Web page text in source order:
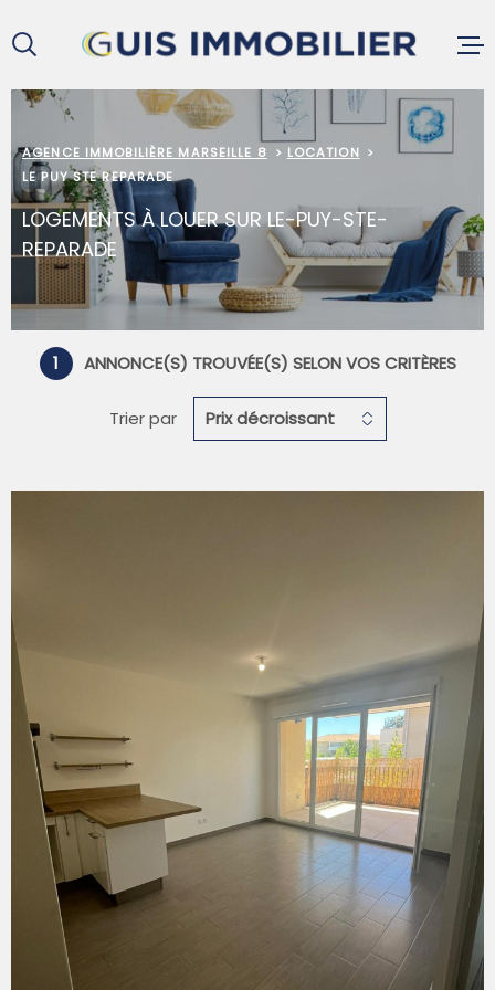
recherche
au
menu
principal
au
contenu
ACCUEIL
ACHETER
LOUER
VENDRE
QUI
CONTACT
AGENCE IMMOBILIÈRE MARSEILLE 8
LOCATION
LE PUY STE REPARADE
LOGEMENTS À LOUER SUR LE-PUY-STE-
REPARADE
1 ANNONCE(S) TROUVÉE(S) SELON VOS CRITÈRES
Trier par Prix décroissant
VOIR LE BIEN